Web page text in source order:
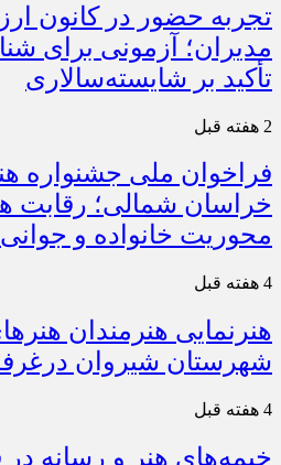
تجربه حضور در کانون
مدیران؛ آزمونی برای
تأکید بر شایسته‌سالاری
2 هفته قبل
فراخوان ملی جشنواره
خراسان شمالی؛ رقابت
محوریت خانواده و
4 هفته قبل
هنرنمایی هنرمندان
شهرستان شیروان
4 هفته قبل
خیمه‌های هنر و رسانه در